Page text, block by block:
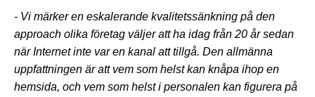
- Vi märker en eskalerande kvalitetssänkning på den
approach olika företag väljer att ha idag från 20 år sedan
när Internet inte var en kanal att tillgå. Den allmänna
uppfattningen är att vem som helst kan knåpa ihop en
hemsida, och vem som helst i personalen kan figurera på